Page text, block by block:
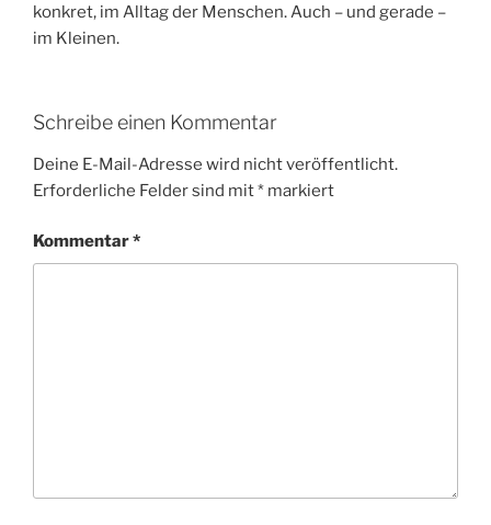
konkret, im Alltag der Menschen. Auch – und gerade –
im Kleinen.
Schreibe einen Kommentar
Deine E-Mail-Adresse wird nicht veröffentlicht.
Erforderliche Felder sind mit* markiert
Kommentar*